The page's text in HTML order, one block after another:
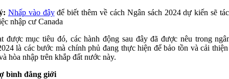
Nhấp vào đâyđể biết thêm về cách Ngân sách 2024 dự kiến ​​sẽ
nhập cư Canada
được mục tiêu đó, các hành động sau đây đã được nêu trong
là các bước mà chính phủ đang thực hiện để bảo tồn và cải
hòa nhập trên khắp đất nước này.
bình đẳng giới